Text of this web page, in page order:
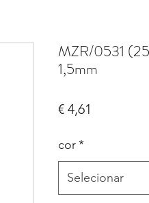
MZR/0531
1,5mm
€ 4,61
cor*
Selecionar